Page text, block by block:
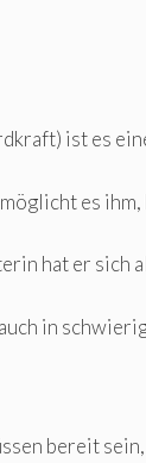
ist es
es ihm,
hat er sich
in
bereit